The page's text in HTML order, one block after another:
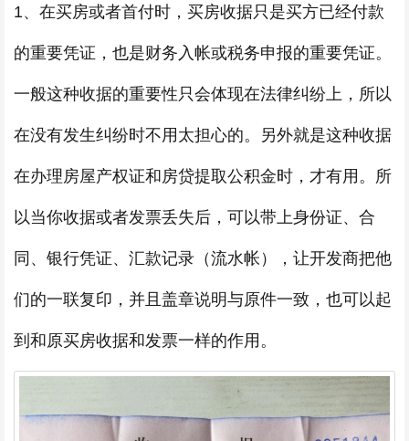
1、在买房或者首付时，买房收据只是买方已经付款
的重要凭证，也是财务入帐或税务申报的重要凭证。
一般这种收据的重要性只会体现在法律纠纷上，所以
在没有发生纠纷时不用太担心的。另外就是这种收据
在办理房屋产权证和房贷提取公积金时，才有用。所
以当你收据或者发票丢失后，可以带上身份证、合
同、银行凭证、汇款记录（流水帐），让开发商把他
们的一联复印，并且盖章说明与原件一致，也可以起
到和原买房收据和发票一样的作用。